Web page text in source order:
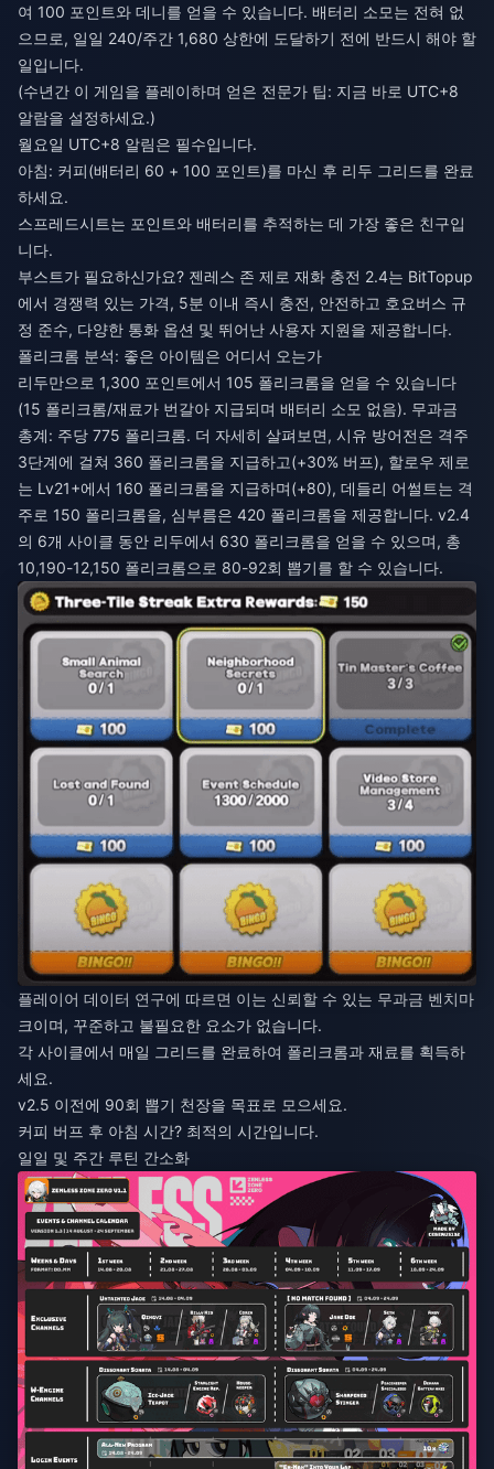
여 100 포인트와 데니를 얻을 수 있습니다. 배터리 소모는 전혀 없
으므로, 일일 240/주간 1,680 상한에 도달하기 전에 반드시 해야 할
일입니다.
(수년간 이 게임을 플레이하며 얻은 전문가 팁: 지금 바로 UTC+8
알람을 설정하세요.)
월요일 UTC+8 알림은 필수입니다.
아침: 커피(배터리 60 + 100 포인트)를 마신 후 리두 그리드를 완료
하세요.
스프레드시트는 포인트와 배터리를 추적하는 데 가장 좋은 친구입
니다.
부스트가 필요하신가요? 젠레스 존 제로 재화 충전 2.4는 BitTopup
에서 경쟁력 있는 가격, 5분 이내 즉시 충전, 안전하고 호요버스 규
정 준수, 다양한 통화 옵션 및 뛰어난 사용자 지원을 제공합니다.
폴리크롬 분석: 좋은 아이템은 어디서 오는가
리두만으로 1,300 포인트에서 105 폴리크롬을 얻을 수 있습니다
(15 폴리크롬/재료가 번갈아 지급되며 배터리 소모 없음). 무과금
총계: 주당 775 폴리크롬. 더 자세히 살펴보면, 시유 방어전은 격주
3단계에 걸쳐 360 폴리크롬을 지급하고(+30% 버프), 할로우 제로
는 Lv21+에서 160 폴리크롬을 지급하며(+80), 데들리 어썰트는 격
주로 150 폴리크롬을, 심부름은 420 폴리크롬을 제공합니다. v2.4
의 6개 사이클 동안 리두에서 630 폴리크롬을 얻을 수 있으며, 총
10,190-12,150 폴리크롬으로 80-92회 뽑기를 할 수 있습니다.
플레이어 데이터 연구에 따르면 이는 신뢰할 수 있는 무과금 벤치마
크이며, 꾸준하고 불필요한 요소가 없습니다.
각 사이클에서 매일 그리드를 완료하여 폴리크롬과 재료를 획득하
세요.
v2.5 이전에 90회 뽑기 천장을 목표로 모으세요.
커피 버프 후 아침 시간? 최적의 시간입니다.
일일 및 주간 루틴 간소화